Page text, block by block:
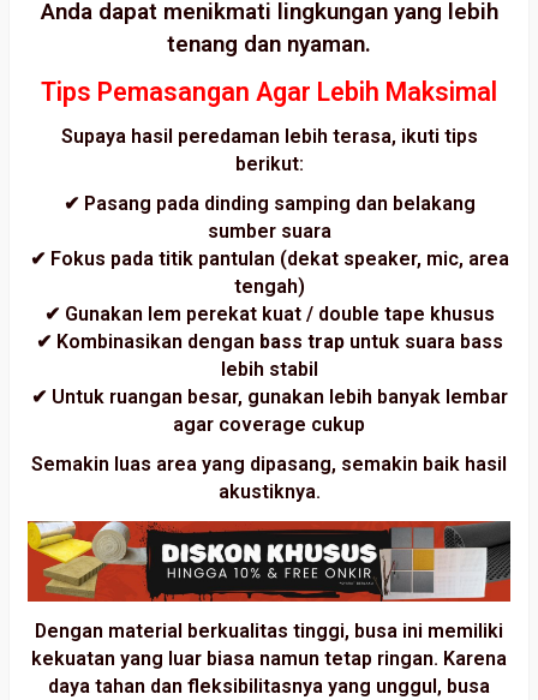
Anda dapat menikmati lingkungan yang lebih
tenang dan nyaman.
Tips Pemasangan Agar Lebih Maksimal
Supaya hasil peredaman lebih terasa, ikuti tips
berikut:
✔ Pasang pada dinding samping dan belakang
sumber suara
✔ Fokus pada titik pantulan (dekat speaker, mic, area
tengah)
✔ Gunakan lem perekat kuat / double tape khusus
✔ Kombinasikan dengan bass trapuntuk suara bass
lebih stabil
✔ Untuk ruangan besar, gunakan lebih banyak lembar
agar coverage cukup
Semakin luas area yang dipasang, semakin baik hasil
akustiknya.
Dengan material berkualitas tinggi, busa ini memiliki
kekuatan yang luar biasa namun tetap ringan. Karena
daya tahan dan fleksibilitasnya yang unggul, busa